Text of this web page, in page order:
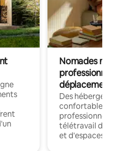
Nomades
déplacement
Des
confortables
professionnels
télétravail
et d'espaces